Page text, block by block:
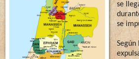
se
se
Según